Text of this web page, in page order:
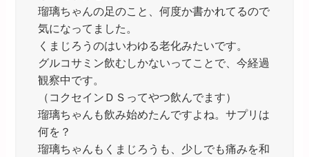
瑠璃ちゃんの足のこと、何度か書かれてるので
気になってました。
くまじろうのはいわゆる老化みたいです。
グルコサミン飲むしかないってことで、今経過
観察中です。
（コクセインＤＳってやつ飲んでます）
瑠璃ちゃんも飲み始めたんですよね。サプリは
何を？
瑠璃ちゃんもくまじろうも、少しでも痛みを和